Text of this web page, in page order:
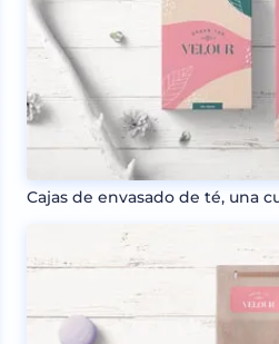
Cajas de envasado de té, una